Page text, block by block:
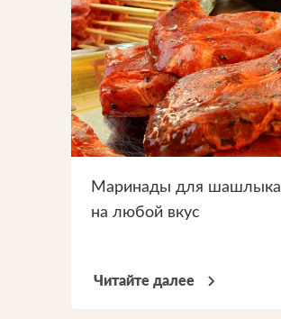
Маринады для шашлыка
на любой вкус
Читайте далее